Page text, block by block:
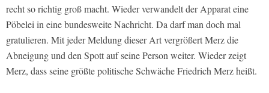
recht so richtig groß macht. Wieder verwandelt der Apparat eine
Pöbelei in eine bundesweite Nachricht. Da darf man doch mal
gratulieren. Mit jeder Meldung dieser Art vergrößert Merz die
Abneigung und den Spott auf seine Person weiter. Wieder zeigt
Merz, dass seine größte politische Schwäche Friedrich Merz heißt.